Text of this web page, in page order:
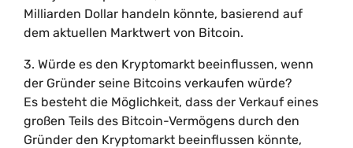
Milliarden Dollar handeln könnte, basierend auf
dem aktuellen Marktwert von Bitcoin.
3. Würde es den Kryptomarkt beeinflussen, wenn
der Gründer seine Bitcoins verkaufen würde?
Es besteht die Möglichkeit, dass der Verkauf eines
großen Teils des Bitcoin-Vermögens durch den
Gründer den Kryptomarkt beeinflussen könnte,